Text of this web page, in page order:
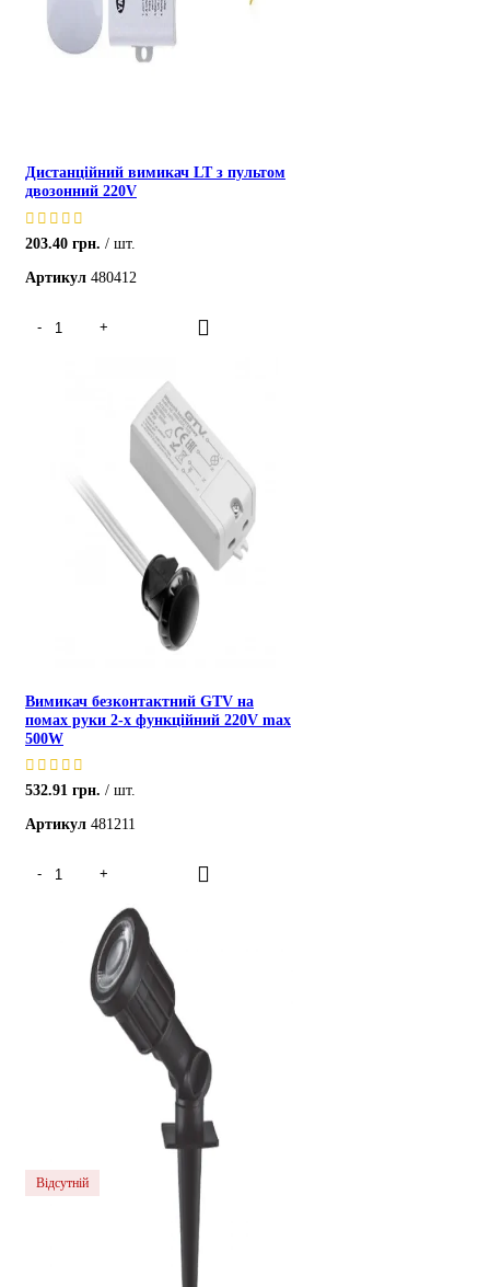
Дистанційний вимикач LT з пультом
двозонний 220V
203.40 грн.
шт.
Артикул 480412
Вимикач безконтактний GTV на
помах руки 2-х функційний 220V max
500W
532.91 грн.
шт.
Артикул 481211
Відсутній